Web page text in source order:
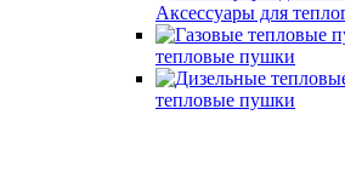
Аксессуары для
тепловые пушки
тепловые пушки